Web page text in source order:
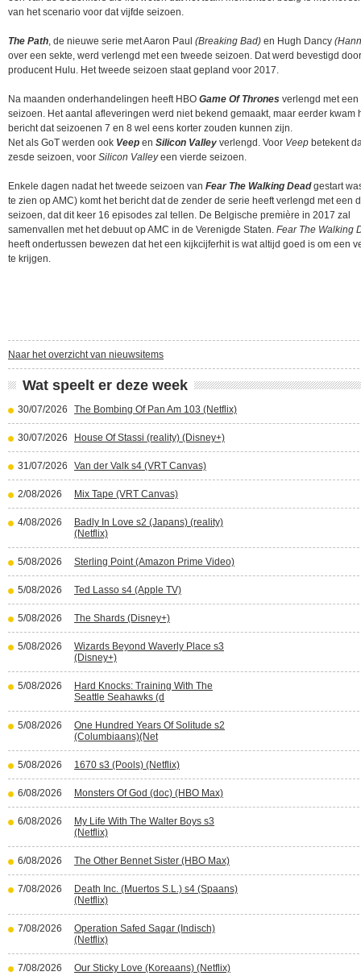
van het scenario voor dat vijfde seizoen.
The Path, de nieuwe serie met Aaron Paul (Breaking Bad) en Hugh Dancy
over een sekte, werd verlengd met een tweede seizoen. Dat werd bevestigd door
producent Hulu. Het tweede seizoen staat gepland voor 2017.
Na maanden onderhandelingen heeft HBO Game Of Thrones verlengd met
seizoen. Het aantal afleveringen werd niet bekend gemaakt, maar eerder kwam
bericht dat seizoenen 7 en 8 wel eens korter zouden kunnen zijn.
Net als GoT werden ook Veep en Silicon Valley verlengd. Voor Veep betekent
zesde seizoen, voor Silicon Valleyeen vierde seizoen.
Enkele dagen nadat het tweede seizoen van Fear The Walking Deadgestart
te zien op AMC) komt het bericht dat de zender de serie heeft verlengd met een
seizoen, dat dit keer 16 episodes zal tellen. De Belgische première in 2017 zal
samenvallen met het debuut op AMC in de Verenigde Staten. Fear The Walking
heeft ondertussen bewezen dat het een kijkcijferhit is wat altijd goed is om een
te krijgen.
Naar het overzicht van nieuwsitems
Wat speelt er deze week
30/07/2026 The Bombing Of Pan Am 103 (Netflix)
30/07/2026 House Of Stassi (reality) (Disney+)
31/07/2026 Van der Valk s4 (VRT Canvas)
2/08/2026 Mix Tape (VRT Canvas)
4/08/2026
Badly In Love s2 (Japans) (reality)
(Netflix)
5/08/2026 Sterling Point (Amazon Prime Video)
5/08/2026 Ted Lasso s4 (Apple TV)
5/08/2026 The Shards (Disney+)
5/08/2026
Wizards Beyond Waverly Place s3
(Disney+)
5/08/2026
Hard Knocks: Training With The
Seattle Seahawks (d
5/08/2026
One Hundred Years Of Solitude s2
(Columbiaans)(Net
5/08/2026 1670 s3 (Pools) (Netflix)
6/08/2026 Monsters Of God (doc) (HBO Max)
6/08/2026
My Life With The Walter Boys s3
(Netflix)
6/08/2026 The Other Bennet Sister (HBO Max)
7/08/2026
Death Inc. (Muertos S.L.) s4 (Spaans)
(Netflix)
7/08/2026
Operation Safed Sagar (Indisch)
(Netflix)
7/08/2026 Our Sticky Love (Koreaans) (Netflix)